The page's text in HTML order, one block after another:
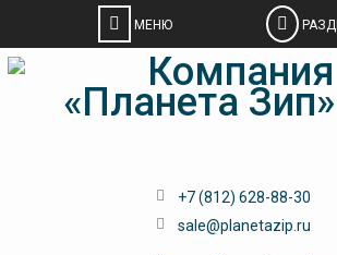
Skip
+7 (812) 628-88-30
sale@planetazip.ru